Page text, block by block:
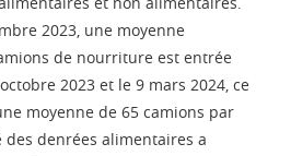
2023, une moyenne
de nourriture est entrée
2023 et le 9 mars 2024, ce
moyenne de 65 camions par
denrées alimentaires a